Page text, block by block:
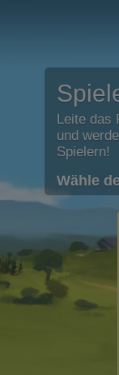
Leite das
und
Spielern!
Wähle